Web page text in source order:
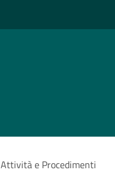
Attività e Procedimenti